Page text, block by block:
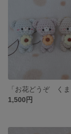
1,500円